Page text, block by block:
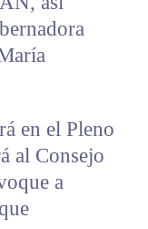
en el Pleno
al Consejo
a